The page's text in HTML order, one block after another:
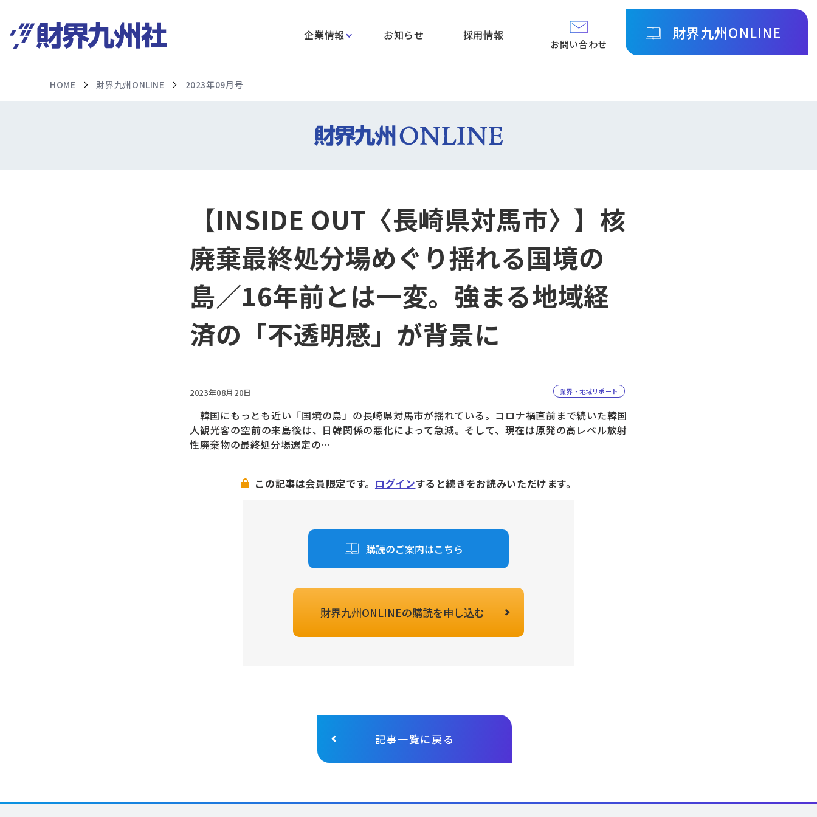
企業情報 お知らせ 採用情報
お問い合わせ
財界九州ONLINE
HOME 財界九州ONLINE 2023年09月号
【INSIDE OUT〈長崎県対馬市〉】核
廃棄最終処分場めぐり揺れる国境の
島／16年前とは一変。強まる地域経
済の「不透明感」が背景に
2023年08月20日 業界・地域リポート
韓国にもっとも近い「国境の島」の長崎県対馬市が揺れている。コロナ禍直前まで続いた韓国
人観光客の空前の来島後は、日韓関係の悪化によって急減。そして、現在は原発の高レベル放射
性廃棄物の最終処分場選定の…
この記事は会員限定です。 ログインすると続きをお読みいただけます。
購読のご案内はこちら
財界九州ONLINEの購読を申し込む
記事一覧に戻る